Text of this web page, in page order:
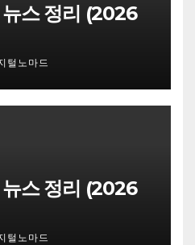
스 정리 (2026
털노마드
스 정리 (2026
털노마드